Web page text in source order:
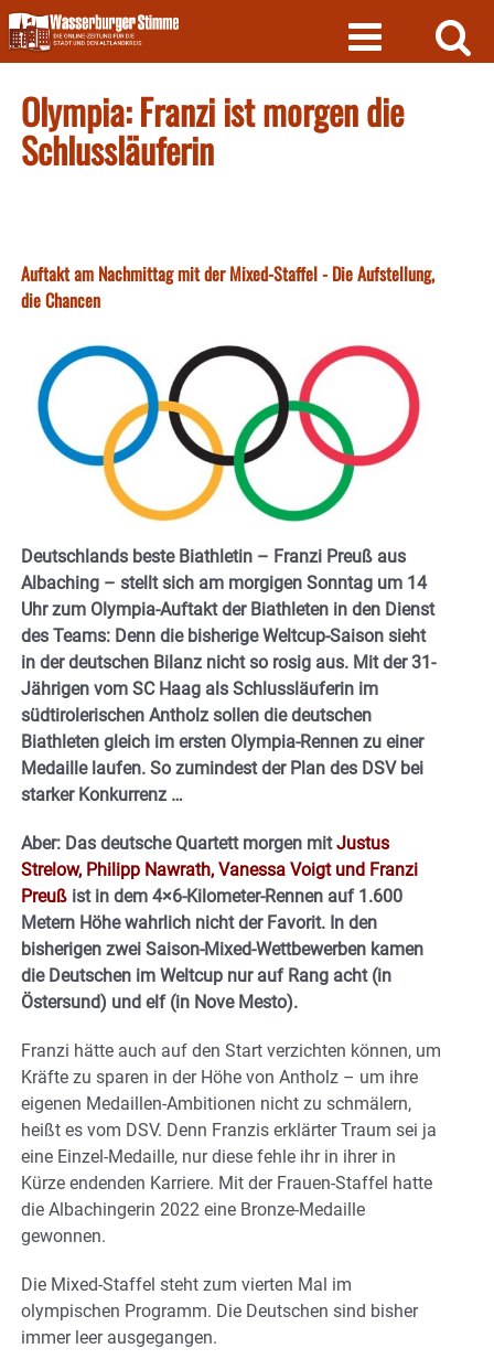
Skip
to
content
Olympia: Franzi ist morgen die
Schlussläuferin
Auftakt am Nachmittag mit der Mixed-Staffel - Die Aufstellung,
die Chancen
Deutschlands beste Biathletin – Franzi Preuß aus
Albaching – stellt sich am morgigen Sonntag um 14
Uhr zum Olympia-Auftakt der Biathleten in den Dienst
des Teams: Denn die bisherige Weltcup-Saison sieht
in der deutschen Bilanz nicht so rosig aus. Mit der 31-
Jährigen vom SC Haag als Schlussläuferin im
südtirolerischen Antholz sollen die deutschen
Biathleten gleich im ersten Olympia-Rennen zu einer
Medaille laufen. So zumindest der Plan des DSV bei
starker Konkurrenz …
Aber: Das deutsche Quartett morgen mitJustus
Strelow, Philipp Nawrath, Vanessa Voigt und Franzi
Preuß ist in dem 4×6-Kilometer-Rennen auf 1.600
Metern Höhe wahrlich nicht der Favorit. In den
bisherigen zwei Saison-Mixed-Wettbewerben kamen
die Deutschen im Weltcup nur auf Rang acht (in
Östersund) und elf (in Nove Mesto).
Franzi hätte auch auf den Start verzichten können, um
Kräfte zu sparen in der Höhe von Antholz – um ihre
eigenen Medaillen-Ambitionen nicht zu schmälern,
heißt es vom DSV. Denn Franzis erklärter Traum sei ja
eine Einzel-Medaille, nur diese fehle ihr in ihrer in
Kürze endenden Karriere. Mit der Frauen-Staffel hatte
die Albachingerin 2022 eine Bronze-Medaille
gewonnen.
Die Mixed-Staffel steht zum vierten Mal im
olympischen Programm. Die Deutschen sind bisher
immer leer ausgegangen.